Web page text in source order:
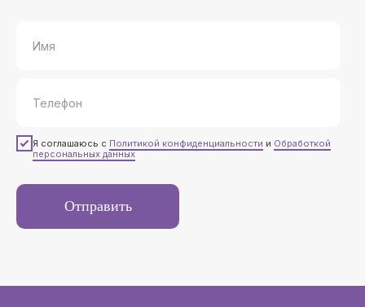
Я соглашаюсь с Политикой конфиденциальности и Обработкой
персональных данных
Отправить